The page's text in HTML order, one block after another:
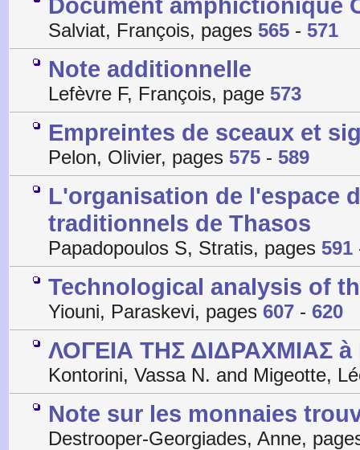
Salviat, François, pages 565 - 571
Note additionnelle
Lefèvre F, François, page 573
Empreintes de sceaux et
Pelon, Olivier, pages 575 - 589
L'organisation de l'espace
traditionnels de Thasos
Papadopoulos S, Stratis, pages 591
Technological analysis of
Yiouni, Paraskevi, pages 607 - 620
ΛΟΓΕΙΑ ΤΗΣ ΔΙΔΡΑΧΜΙΑΣ à
Kontorini, Vassa N. and Migeotte,
Note sur les monnaies
Destrooper-Georgiades, Anne,